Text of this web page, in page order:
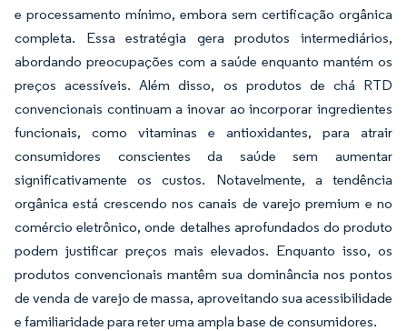
e processamento mínimo, embora sem certificação orgânica
completa. Essa estratégia gera produtos intermediários,
abordando preocupações com a saúde enquanto mantém os
preços acessíveis. Além disso, os produtos de chá RTD
convencionais continuam a inovar ao incorporar ingredientes
funcionais, como vitaminas e antioxidantes, para atrair
consumidores conscientes da saúde sem aumentar
significativamente os custos. Notavelmente, a tendência
orgânica está crescendo nos canais de varejo premium e no
comércio eletrônico, onde detalhes aprofundados do produto
podem justificar preços mais elevados. Enquanto isso, os
produtos convencionais mantêm sua dominância nos pontos
de venda de varejo de massa, aproveitando sua acessibilidade
e familiaridade para reter uma ampla base de consumidores.